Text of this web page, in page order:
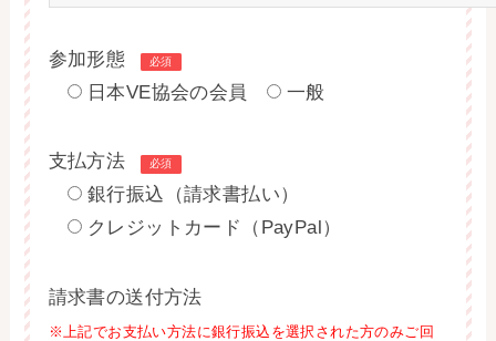
参加形態 必須
日本VE協会の会員 一般
支払方法 必須
銀行振込（請求書払い）
クレジットカード（PayPal）
請求書の送付方法
※上記でお支払い方法に銀行振込を選択された方のみご回